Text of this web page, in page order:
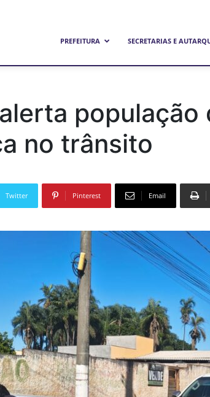
PREFEITURA SECRETARIAS E
população
no trânsito
Twitter Pinterest Email